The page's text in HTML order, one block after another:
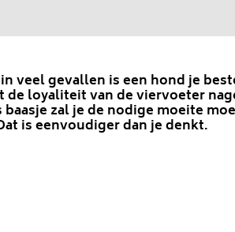
veel gevallen is een hond je
de loyaliteit van de viervoeter
zal je de nodige moeite
is eenvoudiger dan je denkt.